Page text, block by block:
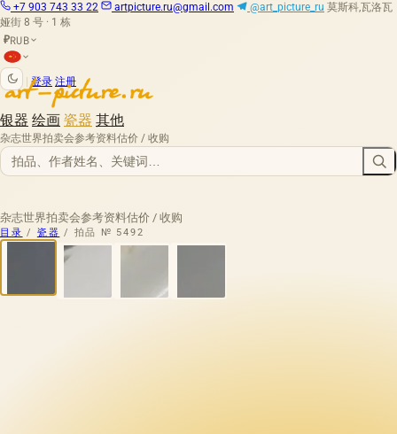
+7 903 743 33 22 artpicture.ru@gmail.com @art_picture_ru 莫斯科,瓦洛瓦
娅街 8 号 · 1 栋
₽RUB
登录 注册
银器 绘画 瓷器 其他
杂志世界拍卖会参考资料估价 / 收购
杂志世界拍卖会参考资料估价 / 收购
目录 / 瓷器 / 拍品 № 5492